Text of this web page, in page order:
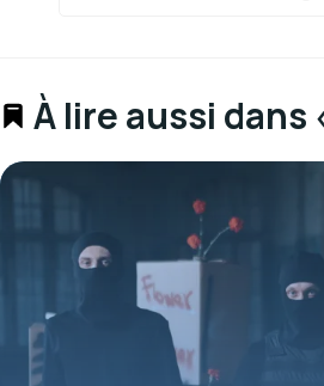
À lire aussi dans